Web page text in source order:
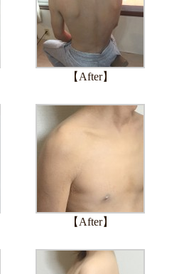
【After】
【After】